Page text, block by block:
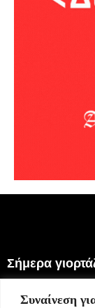
Συναίνεση
Σήμερα
7 Αυγούστου